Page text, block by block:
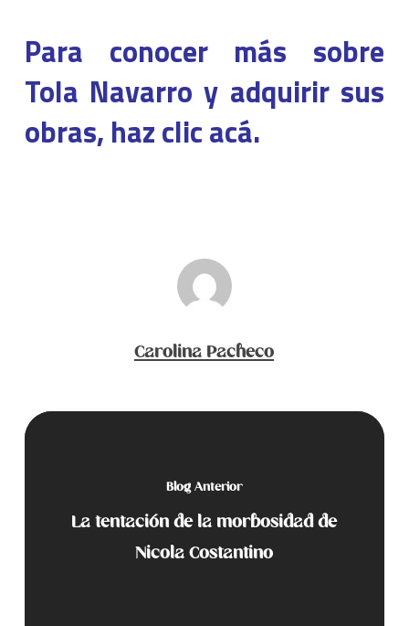
Para conocer más sobre
Tola Navarro y adquirir sus
obras, haz clic acá.
Carolina Pacheco
Blog Anterior
La tentación de la morbosidad de
Nicola Costantino